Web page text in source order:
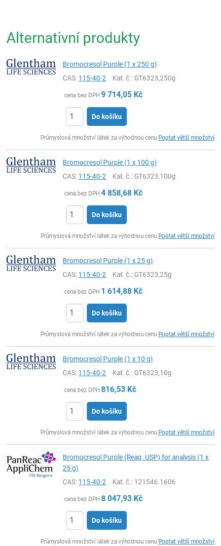
Alternativní produkty
Bromocresol Purple (1 x 250 g)
CAS: 115-40-2 Kat. č.: GT6323,250g
cena bez DPH 9 714,05 Kč
Do košíku
Průmyslová množství látek za výhodnou cenu Poptat větší množství
Bromocresol Purple (1 x 100 g)
CAS: 115-40-2 Kat. č.: GT6323,100g
cena bez DPH 4 858,68 Kč
Do košíku
Průmyslová množství látek za výhodnou cenu Poptat větší množství
Bromocresol Purple (1 x 25 g)
CAS: 115-40-2 Kat. č.: GT6323,25g
cena bez DPH 1 614,88 Kč
Do košíku
Průmyslová množství látek za výhodnou cenu Poptat větší množství
Bromocresol Purple (1 x 10 g)
CAS: 115-40-2 Kat. č.: GT6323,10g
cena bez DPH 816,53 Kč
Do košíku
Průmyslová množství látek za výhodnou cenu Poptat větší množství
Bromocresol Purple (Reag. USP) for analysis (1 x
25 g)
CAS: 115-40-2 Kat. č.: 121546.1606
cena bez DPH 8 047,93 Kč
Do košíku
Průmyslová množství látek za výhodnou cenu Poptat větší množství